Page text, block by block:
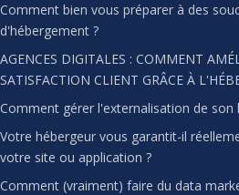
Comment bien vous préparer à des
d'hébergement ?
AGENCES DIGITALES : COMMENT
SATISFACTION CLIENT GRÂCE À
Comment gérer l'externalisation de son
Votre hébergeur vous garantit-il
votre site ou application ?
Comment (vraiment) faire du data